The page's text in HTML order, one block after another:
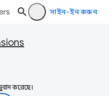
সাইন-ইন করুন
করেছে।